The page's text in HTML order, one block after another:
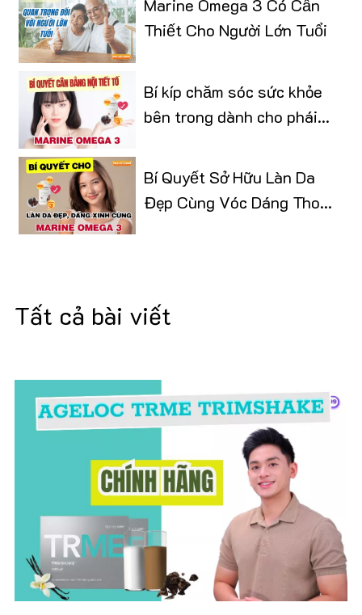
Marine Omega 3 Có Cần
Thiết Cho Người Lớn Tuổi
Bí kíp chăm sóc sức khỏe
bên trong dành cho phái
Bí Quyết Sở Hữu Làn Da
Đẹp Cùng Vóc Dáng Thon
Tất cả bài viết